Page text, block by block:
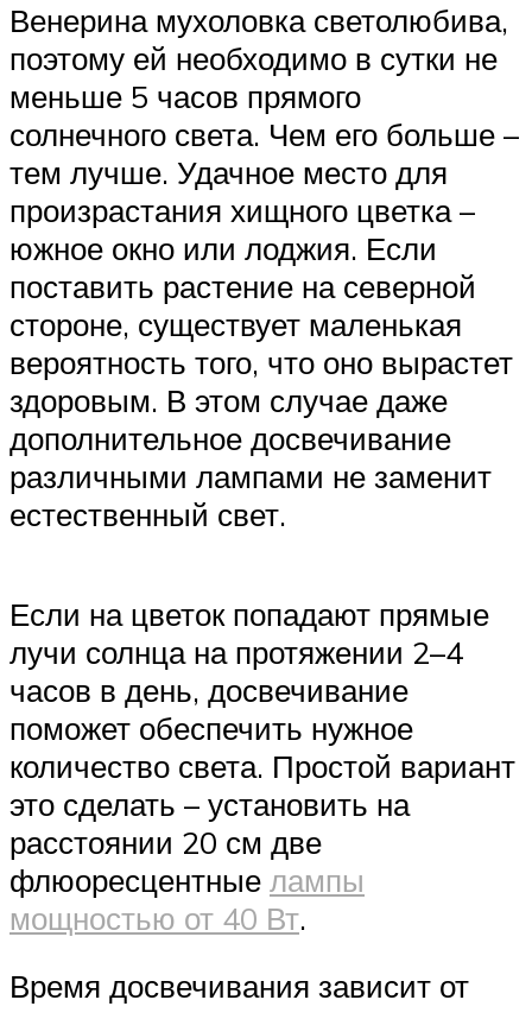
Венерина мухоловка светолюбива,
поэтому ей необходимо в сутки не
меньше 5 часов прямого
солнечного света. Чем его больше –
тем лучше. Удачное место для
произрастания хищного цветка –
южное окно или лоджия. Если
поставить растение на северной
стороне, существует маленькая
вероятность того, что оно вырастет
здоровым. В этом случае даже
дополнительное досвечивание
различными лампами не заменит
естественный свет.
Если на цветок попадают прямые
лучи солнца на протяжении 2–4
часов в день, досвечивание
поможет обеспечить нужное
количество света. Простой вариант
это сделать – установить на
расстоянии 20 см две
флюоресцентные лампы
мощностью от 40 Вт.
Время досвечивания зависит от